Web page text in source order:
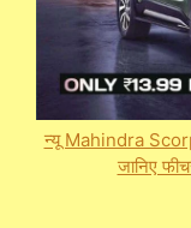
न्यू Mahindra
जानिए